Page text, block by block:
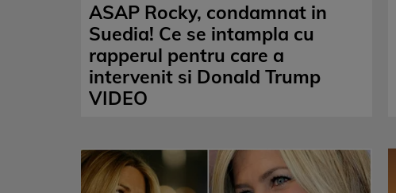
ASAP Rocky, condamnat in
Suedia! Ce se intampla cu
rapperul pentru care a
intervenit si Donald Trump
VIDEO